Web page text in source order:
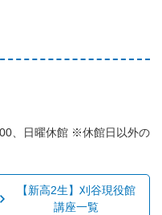
、日曜休館 ※休館日以外の
【新高2生】刈谷現役館
講座一覧